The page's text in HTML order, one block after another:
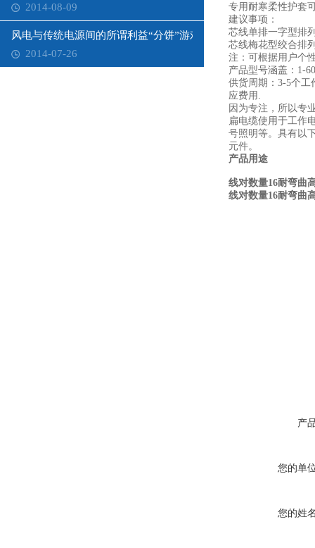
2014-08-09
风电与传统电源间的所谓利益“分饼”游戏
2014-07-26
专用耐寒柔性护套
建议事项：
芯线单排一字型排
芯线梅花型绞合排
注：可根据用户个
产品型号涵盖：1-
供货周期：3-5个
应费用.
因为专注，所以专
扁电缆使用于工作
号照明等。具有以
元件。
产品用途
线对数量16耐弯曲
线对数量16耐弯曲
产
您的单
您的姓